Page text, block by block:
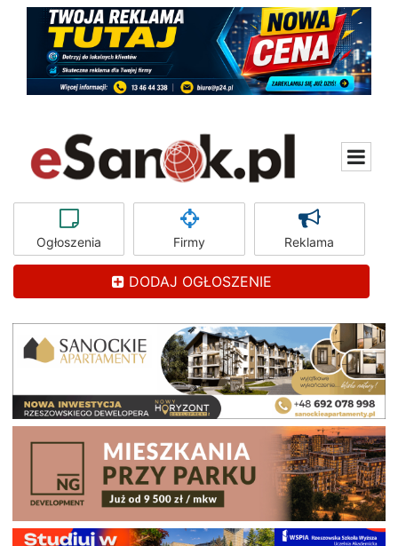
Ogłoszenia Firmy Reklama
DODAJ OGŁOSZENIE